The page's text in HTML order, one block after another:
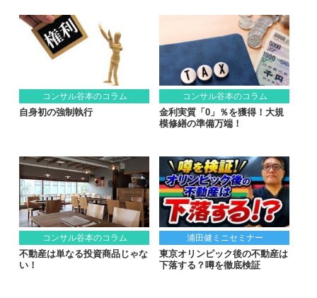
コンサル谷本のコラム
自身初の強制執行
コンサル谷本のコラム
金利実質「0」％を獲得！大規
模修繕の準備万端！
コンサル谷本のコラム
不動産は単なる投資商品じゃな
い！
浦田健ミニセミナー
東京オリンピック後の不動産は
下落する？噂を徹底検証